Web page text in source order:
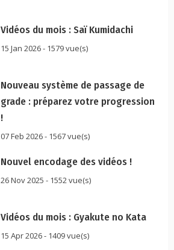
Vidéos du mois : Saï Kumidachi
15 Jan 2026 - 1579 vue(s)
Nouveau système de passage de
grade : préparez votre progression
!
07 Feb 2026 - 1567 vue(s)
Nouvel encodage des vidéos !
26 Nov 2025 - 1552 vue(s)
Vidéos du mois : Gyakute no Kata
15 Apr 2026 - 1409 vue(s)